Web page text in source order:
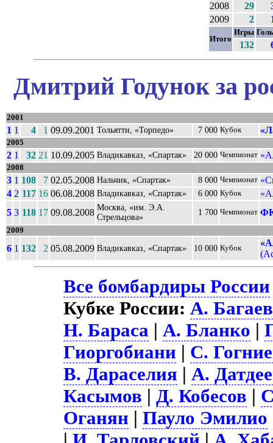
2008
29
2009
2
Итого
Игры
132
Дмитрий Годунок за
2001
1 1 4 1 09.09.2001 Тольятти, «Торпедо» 7 000 Кубок
2005
2 1 32 21 10.09.2005 Владикавказ, «Спартак» 20 000 Чемпионат
2008
3 1 108 7 02.05.2008 Нальчик, «Спартак» 8 000 Чемпионат
4 2 117 16 06.08.2008 Владикавказ, «Спартак» 6 000 Кубок
5 3 118 17 09.08.2008 Москва, «им. Э.А.
Стрельцова»
1 700 Чемпионат
2009
6 1 132 2 05.08.2009 Владикавказ, «Спартак» 10 000 Кубок
Все бомбардиры России
Кубке России:А. Багаев
Н. Бараса |А. Бланко |
Гиоргобиани | С.
В. Дараселия |А.
Касымов |Д. Кобесов |
Оганян |Пауло Эмилио